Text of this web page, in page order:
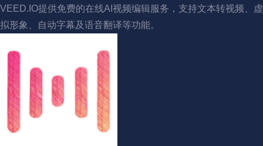
VEED.IO提供免费的在线AI视频编辑服务，支持文本转视频、虚
拟形象、自动字幕及语音翻译等功能。